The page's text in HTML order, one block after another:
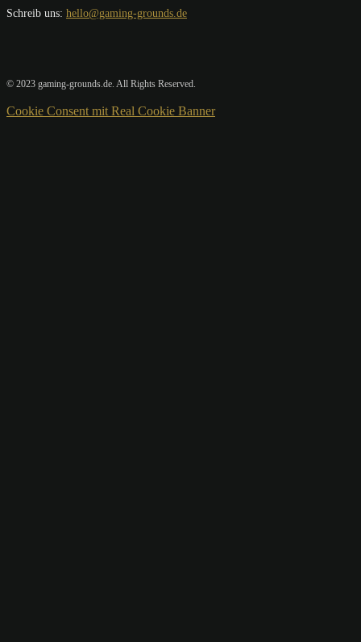
Schreib uns: hello@gaming-grounds.de
© 2023 gaming-grounds.de. All Rights Reserved.
Cookie Consent mit Real Cookie Banner